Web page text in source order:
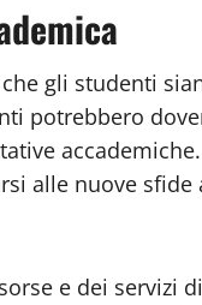
gli studenti
potrebbero
alle nuove sfide
e dei servizi